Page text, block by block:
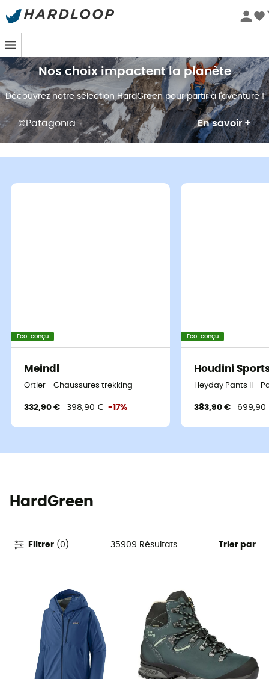
Promos d'été 🔥 -5 % EXTRA dès 2 produits* code Summer5
Nos choix impactent la planète
Découvrez notre sélection HardGreen pour partir à l'aventure !
©Patagonia En savoir +
Eco-conçu
Meindl
Ortler - Chaussures trekking
332,90 € 398,90 € -17%
Eco-conçu
Houdini
Heyday Pants II -
383,90 € 699,90
HardGreen
Filtrer (0 ) 35909 Résultats Trier par